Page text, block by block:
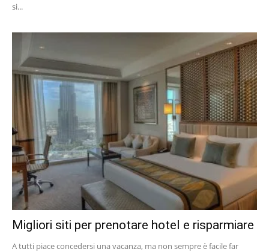
si...
Migliori siti per prenotare hotel e risparmiare
A tutti piace concedersi una vacanza, ma non sempre è facile far